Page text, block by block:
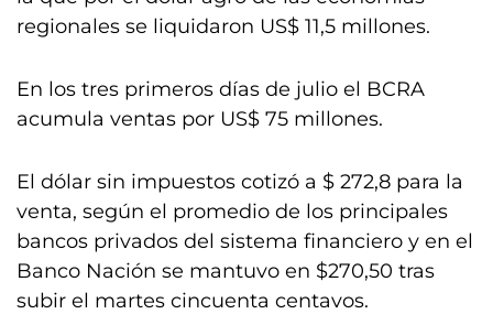
regionales se liquidaron US$ 11,5 millones.
En los tres primeros días de julio el BCRA
acumula ventas por US$ 75 millones.
El dólar sin impuestos cotizó a $ 272,8 para la
venta, según el promedio de los principales
bancos privados del sistema financiero y en el
Banco Nación se mantuvo en $270,50 tras
subir el martes cincuenta centavos.